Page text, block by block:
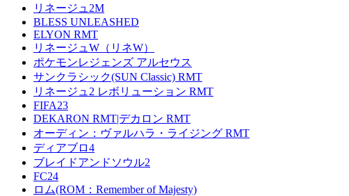
リネージュ2M
BLESS UNLEASHED
ELYON RMT
リネージュW（リネW）
ポケモンレジェンズ アルセウス
サンクラシック(SUN Classic) RMT
リネージュ2 レボリューション RMT
FIFA23
DEKARON RMT|デカロン RMT
オーディン：ヴァルハラ・ライジング RMT
ディアブロ4
ブレイドアンドソウル2
FC24
ロム(ROM：Remember of Majesty)